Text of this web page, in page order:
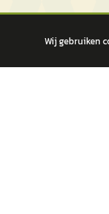
Wij gebruiken